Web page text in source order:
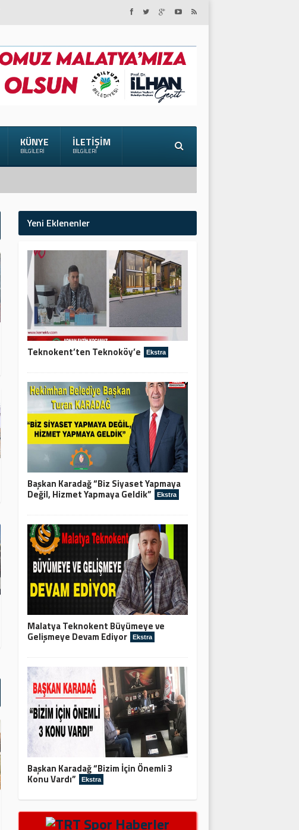
KÜNYE
BILGILERI
İLETIŞIM
BILGILERI
Yeni Eklenenler
Teknokent’ten Teknoköy’e Ekstra
Başkan Karadağ “Biz Siyaset Yapmaya
Değil, Hizmet Yapmaya Geldik” Ekstra
Malatya Teknokent Büyümeye ve
Gelişmeye Devam Ediyor Ekstra
Başkan Karadağ “Bizim İçin Önemli 3
Konu Vardı” Ekstra